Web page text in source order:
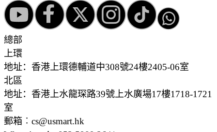
總部
上環
地址：香港上環德輔道中308號24樓2405-06室
北區
地址：香港上水龍琛路39號上水廣場17樓1718-1721
室
郵箱︰cs@usmart.hk